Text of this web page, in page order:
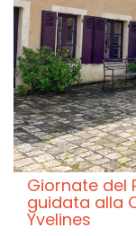
Giornate del
guidata alla
Yvelines